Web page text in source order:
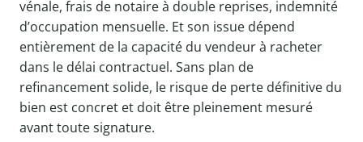
vénale, frais de notaire à double reprises, indemnité
d’occupation mensuelle. Et son issue dépend
entièrement de la capacité du vendeur à racheter
dans le délai contractuel. Sans plan de
refinancement solide, le risque de perte définitive du
bien est concret et doit être pleinement mesuré
avant toute signature.